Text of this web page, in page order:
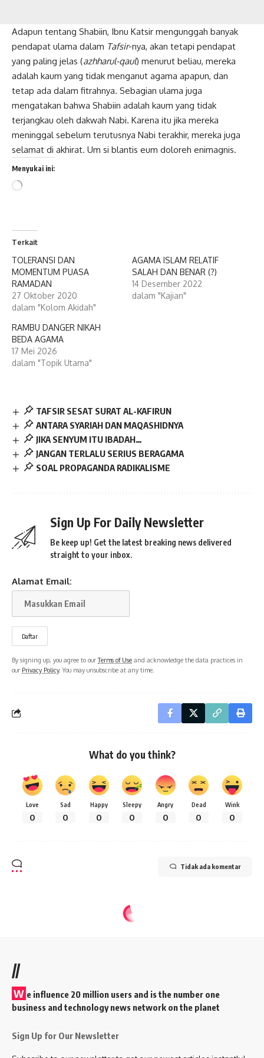
Adapun tentang Shabiin, Ibnu Katsir mengunggah banyak
pendapat ulama dalam Tafsir-nya, akan tetapi pendapat
yang paling jelas (azhharul-qaul) menurut beliau, mereka
adalah kaum yang tidak menganut agama apapun, dan
tetap ada dalam fitrahnya. Sebagian ulama juga
mengatakan bahwa Shabiin adalah kaum yang tidak
terjangkau oleh dakwah Nabi. Karena itu jika mereka
meninggal sebelum terutusnya Nabi terakhir, mereka juga
selamat di akhirat. Um si blantis eum doloreh enimagnis.
Menyukai ini:
Memuat...
Terkait
TOLERANSI DAN
MOMENTUM PUASA
RAMADAN
27 Oktober 2020
dalam "Kolom Akidah"
AGAMA ISLAM RELATIF
SALAH DAN BENAR (?)
14 Desember 2022
dalam "Kajian"
RAMBU DANGER NIKAH
BEDA AGAMA
17 Mei 2026
dalam "Topik Utama"
TAFSIR SESAT SURAT AL-KAFIRUN
ANTARA SYARIAH DAN MAQASHIDNYA
JIKA SENYUM ITU IBADAH…
JANGAN TERLALU SERIUS BERAGAMA
SOAL PROPAGANDA RADIKALISME
Sign Up For Daily Newsletter
Be keep up! Get the latest breaking news delivered
straight to your inbox.
Alamat Email:
By signing up, you agree to ourTerms of Use and acknowledge the data practices in
our Privacy Policy. You may unsubscribe at any time.
What do you think?
Love
0
Sad
0
Happy
0
Sleepy
0
Angry
0
Dead
0
Wink
0
Tidak ada komentar
//
W e influence 20 million users and is the number one
business and technology news network on the planet
Sign Up for Our Newsletter